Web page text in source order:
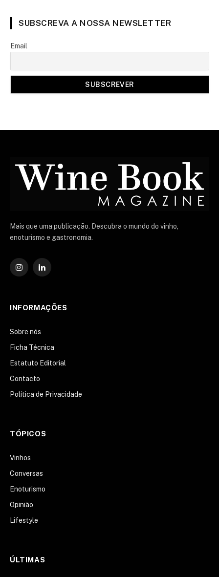
SUBSCREVA A NOSSA NEWSLETTER
Email
Mais que uma publicação. Descubra o mundo do vinho,
enoturismo e gastronomia.
Instagram
O
INFORMAÇÕES
Sobre nós
Ficha Técnica
Estatuto Editorial
Contacto
Política de Privacidade
TÓPICOS
Vinhos
Conversas
Enoturismo
Opinião
Lifestyle
ÚLTIMAS